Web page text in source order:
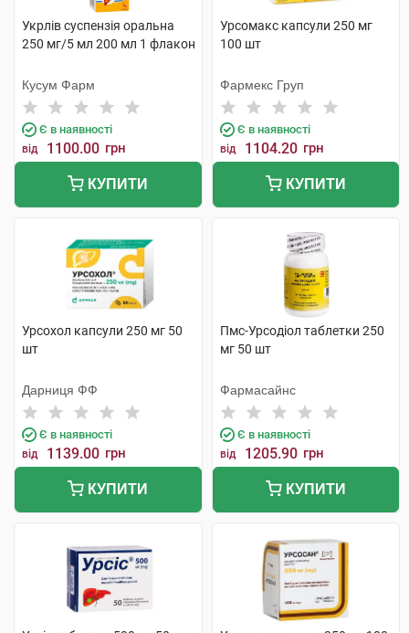
Укрлів суспензія оральна
250 мг/5 мл 200 мл 1 флакон
Кусум Фарм
Є в наявності
від 1100.00 грн
КУПИТИ
Урсомакс капсули 250 мг
100 шт
Фармекс Груп
Є в наявності
від 1104.20 грн
КУПИТИ
Урсохол капсули 250 мг 50
шт
Дарниця ФФ
Є в наявності
від 1139.00 грн
КУПИТИ
Пмс-Урсодіол таблетки 250
мг 50 шт
Фармасайнс
Є в наявності
від 1205.90 грн
КУПИТИ